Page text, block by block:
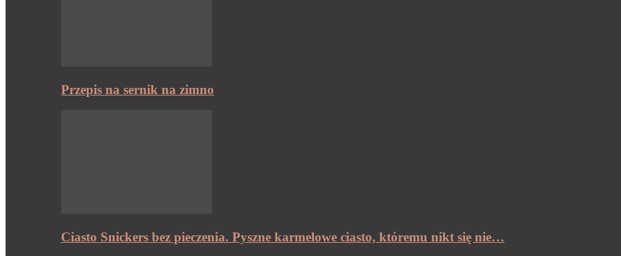
Przepis na sernik na zimno
Ciasto Snickers bez pieczenia. Pyszne karmelowe ciasto, któremu nikt się nie…